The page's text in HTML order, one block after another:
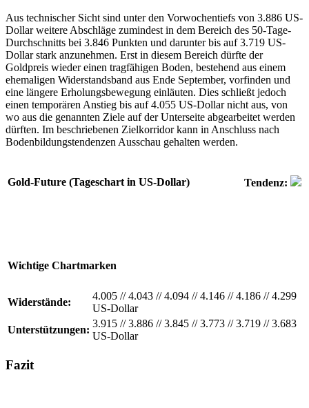
Aus technischer Sicht sind unter den Vorwochentiefs von 3.886 US-
Dollar weitere Abschläge zumindest in dem Bereich des 50-Tage-
Durchschnitts bei 3.846 Punkten und darunter bis auf 3.719 US-
Dollar stark anzunehmen. Erst in diesem Bereich dürfte der
Goldpreis wieder einen tragfähigen Boden, bestehend aus einem
ehemaligen Widerstandsband aus Ende September, vorfinden und
eine längere Erholungsbewegung einläuten. Dies schließt jedoch
einen temporären Anstieg bis auf 4.055 US-Dollar nicht aus, von
wo aus die genannten Ziele auf der Unterseite abgearbeitet werden
dürften. Im beschriebenen Zielkorridor kann in Anschluss nach
Bodenbildungstendenzen Ausschau gehalten werden.
Gold-Future (Tageschart in US-Dollar) Tendenz:
Wichtige Chartmarken
Widerstände:
4.005 //4.043 //4.094 //4.146 //4.186 //4.299
US-Dollar
Unterstützungen:
3.915 //3.886 //3.845 //3.773 //3.719 //3.683
US-Dollar
Fazit